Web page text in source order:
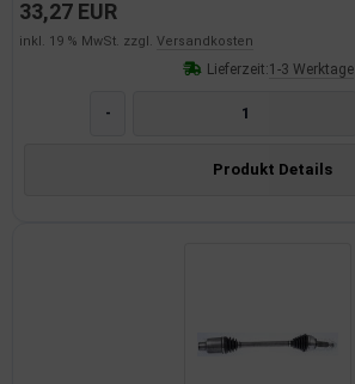
33,27 EUR
inkl. 19 % MwSt. zzgl. Versandkosten
Lieferzeit:1-3 Werktage
-
Produkt Details